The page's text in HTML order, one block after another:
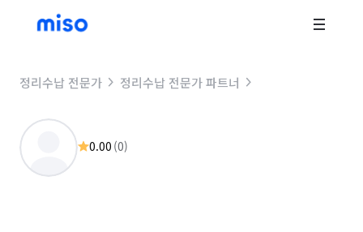
정리수납 전문가 정리수납 전문가 파트너
0.00 (0)